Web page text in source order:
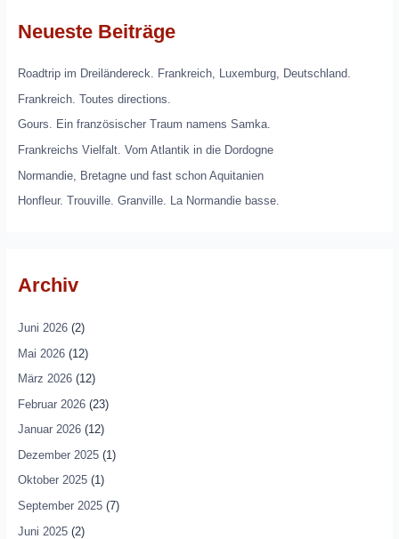
Neueste Beiträge
Roadtrip im Dreiländereck. Frankreich, Luxemburg, Deutschland.
Frankreich. Toutes directions.
Gours. Ein französischer Traum namens Samka.
Frankreichs Vielfalt. Vom Atlantik in die Dordogne
Normandie, Bretagne und fast schon Aquitanien
Honfleur. Trouville. Granville. La Normandie basse.
Archiv
Juni 2026(2)
Mai 2026(12)
März 2026(12)
Februar 2026(23)
Januar 2026(12)
Dezember 2025(1)
Oktober 2025(1)
September 2025(7)
Juni 2025(2)